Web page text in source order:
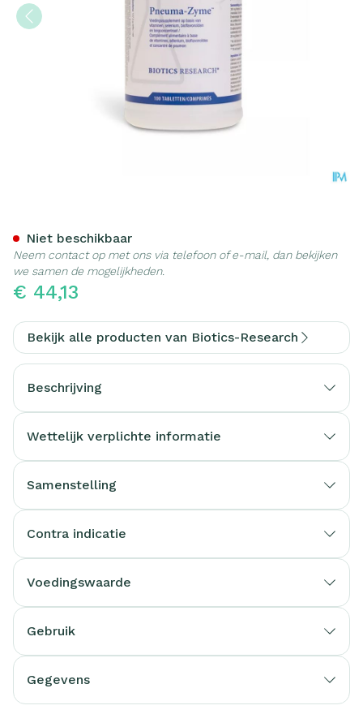
€ 44,13
Niet beschikbaar
Neem contact op met ons via telefoon of e-mail, dan bekijken
we samen de mogelijkheden.
Bekijk alle producten van Biotics-Research
Beschrijving
Wettelijk verplichte informatie
Samenstelling
Contra indicatie
Voedingswaarde
Gebruik
Gegevens